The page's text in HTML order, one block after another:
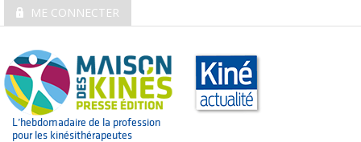
ME CONNECTER
L’hebdomadaire de la profession
pour les kinésithérapeutes